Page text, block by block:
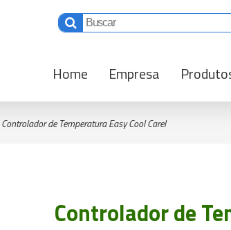
Home Empresa
Controlador de Temperatura Easy Cool Carel
Controlador de